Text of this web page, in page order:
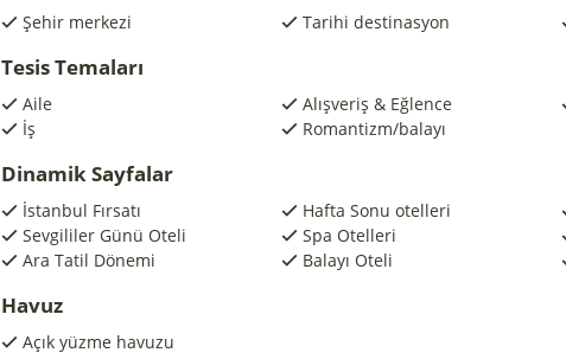
Şehir merkezi Tarihi destinasyon
Tesis Temaları
Aile Alışveriş & Eğlence
İş
Romantizm/balayı
Dinamik Sayfalar
İstanbul Fırsatı Hafta Sonu otelleri
Sevgililer Günü Oteli
Spa Otelleri
Ara Tatil Dönemi
Balayı Oteli
Havuz
Açık yüzme havuzu